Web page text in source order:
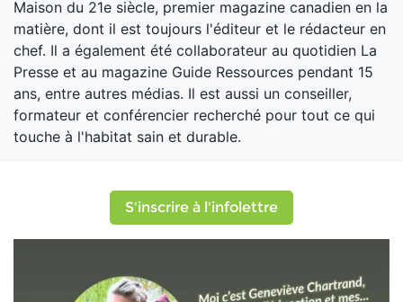
Maison du 21e siècle, premier magazine canadien en la
matière, dont il est toujours l'éditeur et le rédacteur en
chef. Il a également été collaborateur au quotidien La
Presse et au magazine Guide Ressources pendant 15
ans, entre autres médias. Il est aussi un conseiller,
formateur et conférencier recherché pour tout ce qui
touche à l'habitat sain et durable.
S'inscrire à l'infolettre